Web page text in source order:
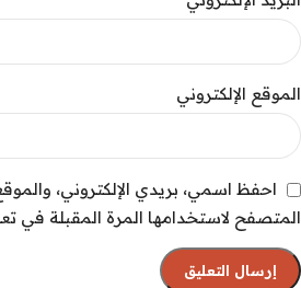
الموقع الإلكتروني
احفظ اسمي، بريدي الإلكتروني،
المتصفح لاستخدامها المرة المقبلة في